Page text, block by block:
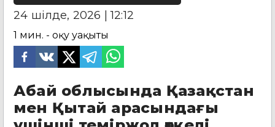
24 шілде, 2026 | 12:12
1 мин. - оқу уақыты
Абай облысында Қазақстан
мен Қытай арасындағы